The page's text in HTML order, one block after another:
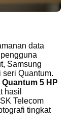
data
Samsung
Quantum.
5 HP
hasil
Telecom
tingkat